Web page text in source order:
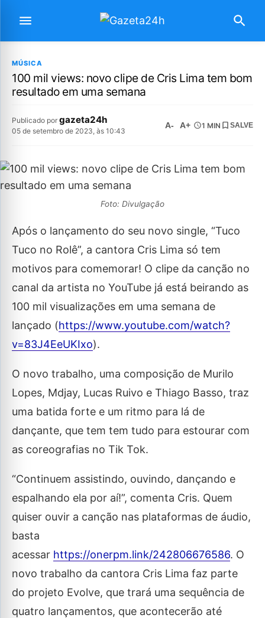
MÚSICA
100 mil views: novo clipe de Cris Lima tem bom
resultado em uma semana
Publicado por gazeta24h
05 de setembro de 2023, às 10:43
A- A+ 1 MIN SALVE
Foto: Divulgação
Após o lançamento do seu novo single, “Tuco
Tuco no Rolê”, a cantora Cris Lima só tem
motivos para comemorar! O clipe da canção no
canal da artista no YouTube já está beirando as
100 mil visualizações em uma semana de
lançado (https://www.youtube.com/watch?
v=83J4EeUKIxo).
O novo trabalho, uma composição de Murilo
Lopes, Mdjay, Lucas Ruivo e Thiago Basso, traz
uma batida forte e um ritmo para lá de
dançante, que tem tem tudo para estourar com
as coreografias no Tik Tok.
“Continuem assistindo, ouvindo, dançando e
espalhando ela por aí!”, comenta Cris. Quem
quiser ouvir a canção nas plataformas de áudio,
basta
acessar https://onerpm.link/242806676586. O
novo trabalho da cantora Cris Lima faz parte
do projeto Evolve, que trará uma sequência de
quatro lançamentos, que acontecerão até